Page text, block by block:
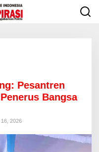
Pesantren
Bangsa
2026